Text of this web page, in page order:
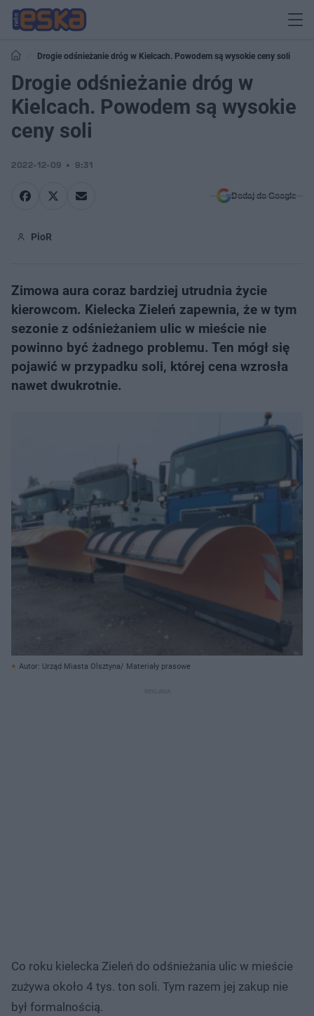
Drogie odśnieżanie dróg w Kielcach. Powodem są wysokie ceny soli
Drogie odśnieżanie dróg w
Kielcach. Powodem są wysokie
ceny soli
2022-12-09 9:31
Dodaj do Google
PioR
Zimowa aura coraz bardziej utrudnia życie
kierowcom. Kielecka Zieleń zapewnia, że w tym
sezonie z odśnieżaniem ulic w mieście nie
powinno być żadnego problemu. Ten mógł się
pojawić w przypadku soli, której cena wzrosła
nawet dwukrotnie.
Autor: Urząd Miasta Olsztyna/ Materiały prasowe
Co roku kielecka Zieleń do odśnieżania ulic w mieście
zużywa około 4 tys. ton soli. Tym razem jej zakup nie
był formalnością.